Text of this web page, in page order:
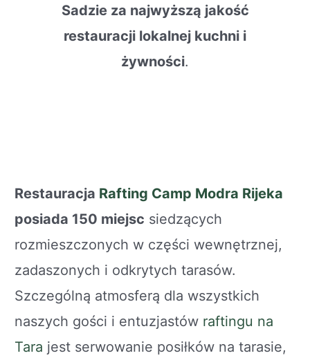
Sadzie za najwyższą jakość
restauracji lokalnej kuchni i
żywności.
Restauracja Rafting Camp Modra Rijeka
posiada 150 miejsc siedzących
rozmieszczonych w części wewnętrznej,
zadaszonych i odkrytych tarasów.
Szczególną atmosferą dla wszystkich
naszych gości i entuzjastów raftingu na
Tara jest serwowanie posiłków na tarasie,